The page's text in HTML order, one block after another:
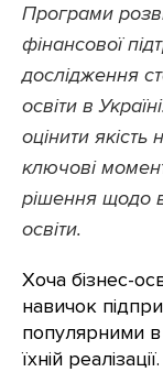
Програми
фінансової
дослідження
освіти в
оцінити
ключові
рішення щодо
освіти.
Хоча бізнес-
навичок
популярними в
їхній